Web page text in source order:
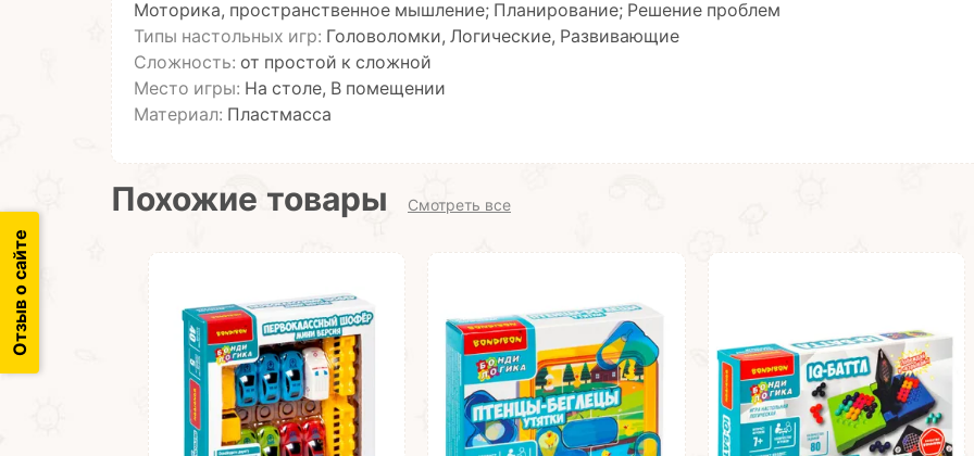
Моторика, пространственное мышление; Планирование; Решение проблем
Типы настольных игр: Головоломки, Логические, Развивающие
Сложность: от простой к сложной
Место игры: На столе, В помещении
Материал: Пластмасса
Похожие товары Смотреть все
Отзыв о сайте